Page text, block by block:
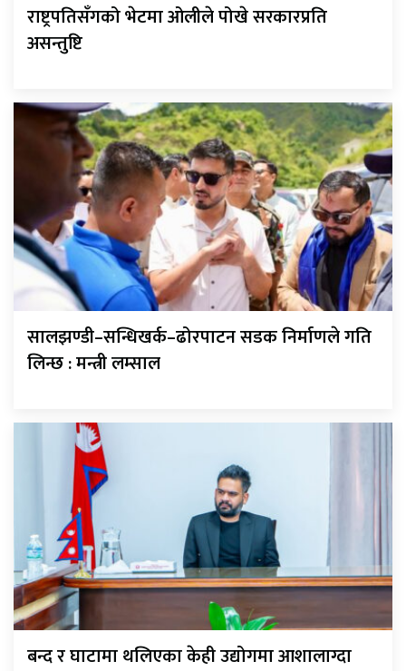
राष्ट्रपतिसँगको भेटमा ओलीले पोखे सरकारप्रति
असन्तुष्टि
सालझण्डी–सन्धिखर्क–ढोरपाटन सडक निर्माणले गति
लिन्छ : मन्त्री लम्साल
बन्द र घाटामा थलिएका केही उद्योगमा आशालाग्दा